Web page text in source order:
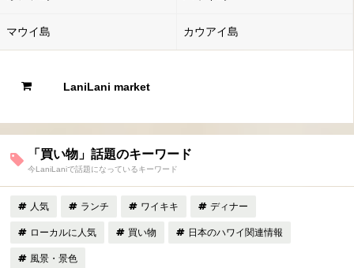
マウイ島 カウアイ島
LaniLani market
「買い物」話題のキーワード
今LaniLaniで話題になっているキーワード
人気 ランチ ワイキキ ディナー
ローカルに人気 買い物 日本のハワイ関連情報
風景・景色